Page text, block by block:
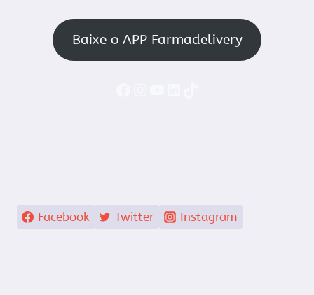
Baixe o APP Farmadelivery
Facebook Twitter Instagram